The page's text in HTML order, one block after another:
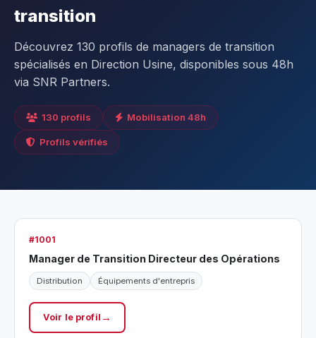
transition
Découvrez 130 profils de managers de transition
spécialisés en Direction Usine, disponibles sous 48h
via SNR Partners.
130 profils Mobilisation 48h
Profils vérifiés
#1001
Manager de Transition Directeur des Opérations
Distribution Équipements d'entrepris
Voir le profil